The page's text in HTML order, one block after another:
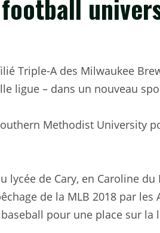
Triple-A des Milwaukee
ligue – dans un nouveau
Methodist University
de Cary, en Caroline du
de la MLB 2018 par les
pour une place sur la